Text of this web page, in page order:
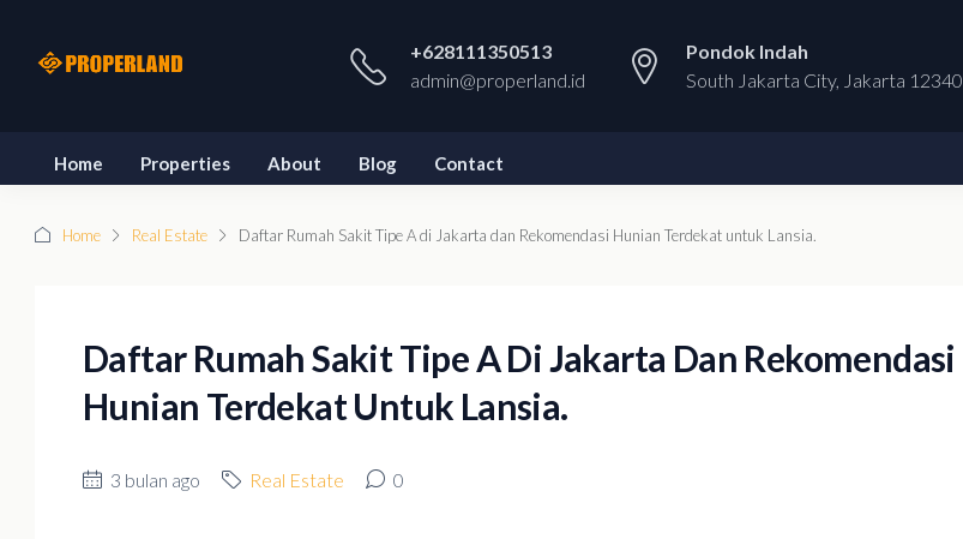
+628111350513
admin@properland.id
Pondok Indah
South Jakarta City, Jakarta 12340
Home Properties About Blog Contact
Home Real Estate Daftar Rumah Sakit Tipe A di Jakarta dan Rekomendasi Hunian Terdekat untuk Lansia.
Daftar Rumah Sakit Tipe A Di Jakarta Dan Rekomendasi
Hunian Terdekat Untuk Lansia.
3 bulan ago Real Estate 0